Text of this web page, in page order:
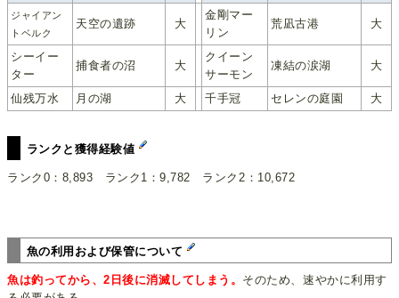
ジャイアン
トベルク
天空の遺跡 大
金剛マー
リン
荒凪古港 大
シーイー
ター
捕食者の沼 大
クイーン
サーモン
凍結の涙湖 大
仙残万水 月の湖 大 千手冠 セレンの庭園 大
ランクと獲得経験値
ランク0：8,893 ランク1：9,782 ランク2：10,672
魚の利用および保管について
魚は釣ってから、2日後に消滅してしまう。 そのため、速やかに利用す